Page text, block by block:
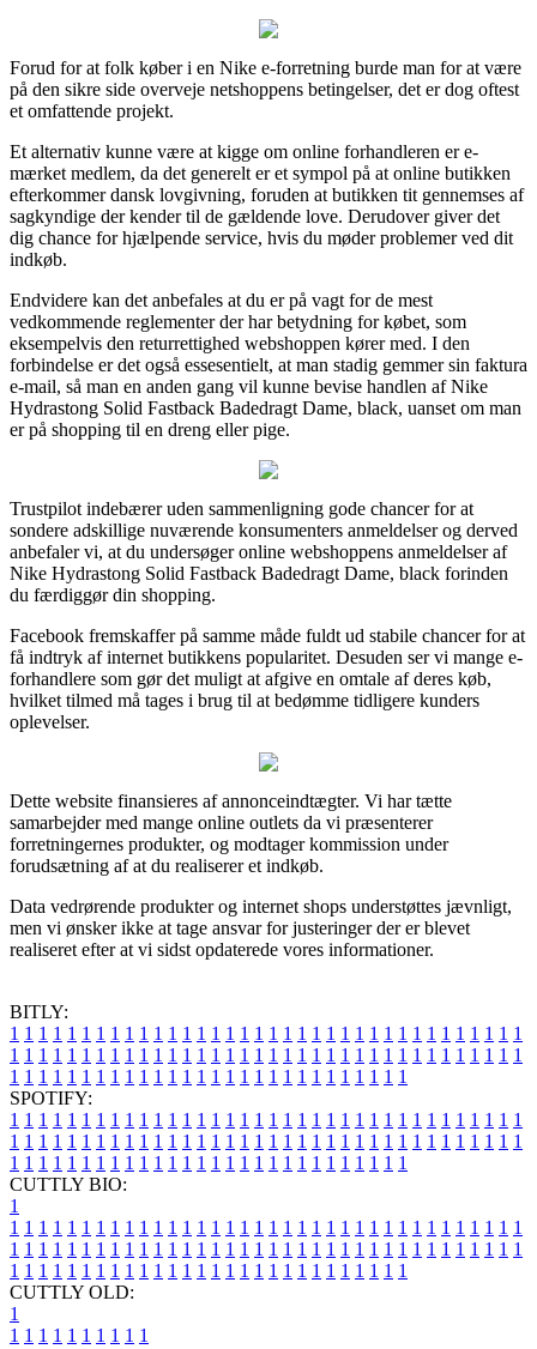
Forud for at folk køber i en Nike e-forretning burde man for at være
på den sikre side overveje netshoppens betingelser, det er dog oftest
et omfattende projekt.
Et alternativ kunne være at kigge om online forhandleren er e-
mærket medlem, da det generelt er et sympol på at online butikken
efterkommer dansk lovgivning, foruden at butikken tit gennemses af
sagkyndige der kender til de gældende love. Derudover giver det
dig chance for hjælpende service, hvis du møder problemer ved dit
indkøb.
Endvidere kan det anbefales at du er på vagt for de mest
vedkommende reglementer der har betydning for købet, som
eksempelvis den returrettighed webshoppen kører med. I den
forbindelse er det også essesentielt, at man stadig gemmer sin faktura
e-mail, så man en anden gang vil kunne bevise handlen af Nike
Hydrastong Solid Fastback Badedragt Dame, black, uanset om man
er på shopping til en dreng eller pige.
Trustpilot indebærer uden sammenligning gode chancer for at
sondere adskillige nuværende konsumenters anmeldelser og derved
anbefaler vi, at du undersøger online webshoppens anmeldelser af
Nike Hydrastong Solid Fastback Badedragt Dame, black forinden
du færdiggør din shopping.
Facebook fremskaffer på samme måde fuldt ud stabile chancer for at
få indtryk af internet butikkens popularitet. Desuden ser vi mange e-
forhandlere som gør det muligt at afgive en omtale af deres køb,
hvilket tilmed må tages i brug til at bedømme tidligere kunders
oplevelser.
Dette website finansieres af annonceindtægter. Vi har tætte
samarbejder med mange online outlets da vi præsenterer
forretningernes produkter, og modtager kommission under
forudsætning af at du realiserer et indkøb.
Data vedrørende produkter og internet shops understøttes jævnligt,
men vi ønsker ikke at tage ansvar for justeringer der er blevet
realiseret efter at vi sidst opdaterede vores informationer.
BITLY:
1 1 1 1 1 1 1 1 1 1 1 1 1 1 1 1 1 1 1 1 1 1 1 1 1 1 1 1 1 1 1 1 1 1 1 1
1 1 1 1 1 1 1 1 1 1 1 1 1 1 1 1 1 1 1 1 1 1 1 1 1 1 1 1 1 1 1 1 1 1 1 1
1 1 1 1 1 1 1 1 1 1 1 1 1 1 1 1 1 1 1 1 1 1 1 1 1 1 1 1
SPOTIFY:
1 1 1 1 1 1 1 1 1 1 1 1 1 1 1 1 1 1 1 1 1 1 1 1 1 1 1 1 1 1 1 1 1 1 1 1
1 1 1 1 1 1 1 1 1 1 1 1 1 1 1 1 1 1 1 1 1 1 1 1 1 1 1 1 1 1 1 1 1 1 1 1
1 1 1 1 1 1 1 1 1 1 1 1 1 1 1 1 1 1 1 1 1 1 1 1 1 1 1 1
CUTTLY BIO:
1
1 1 1 1 1 1 1 1 1 1 1 1 1 1 1 1 1 1 1 1 1 1 1 1 1 1 1 1 1 1 1 1 1 1 1 1
1 1 1 1 1 1 1 1 1 1 1 1 1 1 1 1 1 1 1 1 1 1 1 1 1 1 1 1 1 1 1 1 1 1 1 1
1 1 1 1 1 1 1 1 1 1 1 1 1 1 1 1 1 1 1 1 1 1 1 1 1 1 1 1
CUTTLY OLD:
1
1 1 1 1 1 1 1 1 1 1